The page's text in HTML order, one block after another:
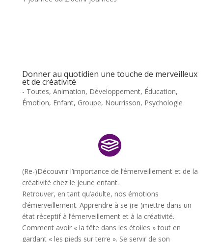
Donner au quotidien une touche de merveilleux
et de créativité
- Toutes, Animation, Développement, Éducation,
Émotion, Enfant, Groupe, Nourrisson, Psychologie
(Re-)Découvrir l’importance de l’émerveillement et de la
créativité chez le jeune enfant.
Retrouver, en tant qu’adulte, nos émotions
d’émerveillement. Apprendre à se (re-)mettre dans un
état réceptif à l’émerveillement et à la créativité.
Comment avoir « la tête dans les étoiles » tout en
gardant « les pieds sur terre ». Se servir de son